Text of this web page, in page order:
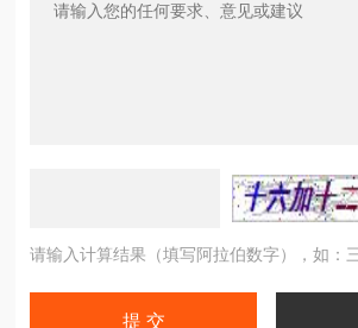
请输入计算结果（填写阿拉伯数字），如：